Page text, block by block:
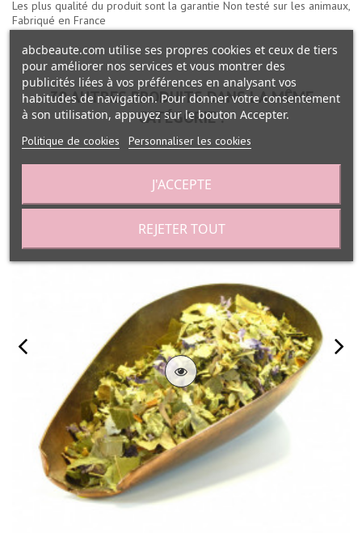
Les plus qualité du produit sont la garantie Non testé sur les animaux,
Fabriqué en France
30 AUTRES PRODUITS DANS LA MÊME
CATÉGORIE :
abcbeaute.com utilise ses propres cookies et ceux de tiers
pour améliorer nos services et vous montrer des
publicités liées à vos préférences en analysant vos
habitudes de navigation. Pour donner votre consentement
à son utilisation, appuyez sur le bouton Accepter.
Politique de cookies Personnaliser les cookies
REJETER TOUT
J'ACCEPTE